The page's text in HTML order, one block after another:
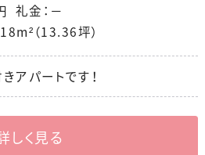
礼金：－
（13.36坪）
アパートです！
しく見る